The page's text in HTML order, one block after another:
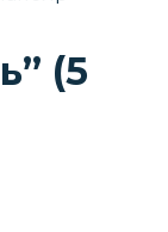
(5